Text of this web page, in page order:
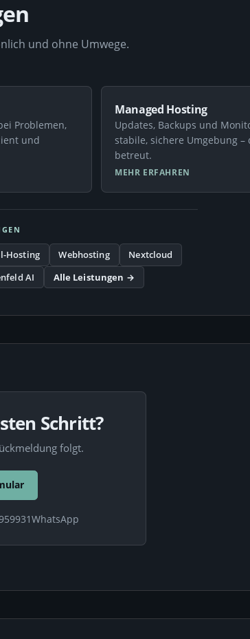
und ohne Umwege.
Problemen,
und
Managed Hosting
Updates, Backups und
stabile, sichere Umgebung
betreut.
MEHR ERFAHREN
Hosting Webhosting
Nextcloud
AI Alle Leistungen →
Schritt?
folgt.
WhatsApp